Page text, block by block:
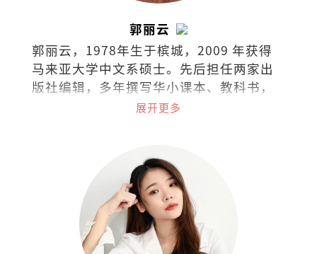
郭丽云
郭丽云，1978年生于槟城，2009 年获得
马来亚大学中文系硕士。先后担任两家出
版社编辑，多年撰写华小课本、教科书，
展开更多